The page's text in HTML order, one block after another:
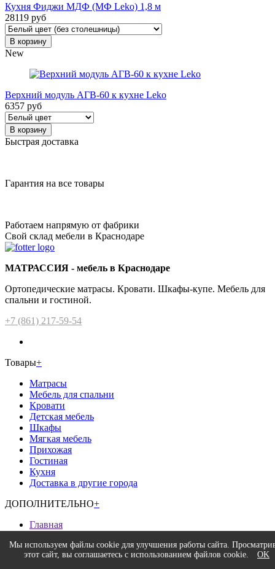
Мы используем файлы cookie для улучшения работы сайта.
этот сайт, вы соглашаетесь с использованием файлов cookie.
OK
Кухня Фиджи МДФ (МФ Leko) 1,8 м
28119 руб
В корзину
New
Верхний модуль АГВ-60 к кухне Leko
6357 руб
В корзину
Быстрая доставка
Гарантия на все товары
Работаем напрямую от фабрики
Свой склад мебели в Краснодаре
МАТРАССИЯ - мебель в Краснодаре
Ортопедические матрасы. Кровати. Шкафы-купе. Мебель для
спальни и гостиной.
+7 (861) 217-59-54
Товары+
Матрасы
Мебель для спальни
Кровати
Детская мебель
Шкафы
Мягкая мебель
Прихожая
Гостиная
Кухня
Доставка в другие города
ДОПОЛНИТЕЛЬНО+
Главная
Возврат
Гарантия низкой цены